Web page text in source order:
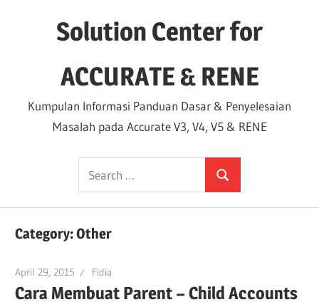
Solution Center for
ACCURATE & RENE
Kumpulan Informasi Panduan Dasar & Penyelesaian
Masalah pada Accurate V3, V4, V5 & RENE
Search
for:
Search
Category:Other
April 29, 2015 Fidia
Cara Membuat Parent – Child Accounts